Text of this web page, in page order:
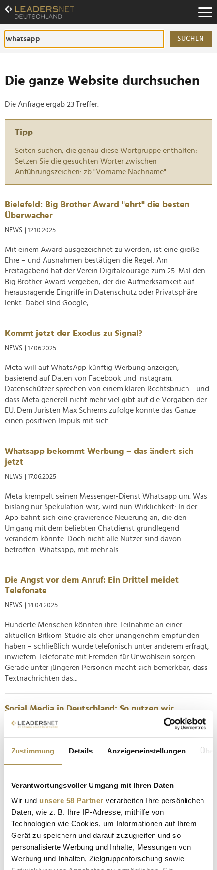
Zustimmung Details Anzeigeneinstellungen
Verantwortungsvoller Umgang mit Ihren Daten
Wir und unsere 58 Partner verarbeiten Ihre persönlichen
Daten, wie z. B. Ihre IP-Adresse, mithilfe von
Technologien wie Cookies, um Informationen auf Ihrem
Gerät zu speichern und darauf zuzugreifen und so
personalisierte Werbung und Inhalte, Messungen von
Werbung und Inhalten, Zielgruppenforschung sowie
Zum
Inhalt
Zur
Fußzeilen-
Navigation
SUCHEN
Die ganze Website durchsuchen
Die Anfrage ergab 23 Treffer.
Tipp
Seiten suchen, die genau diese Wortgruppe enthalten:
Setzen Sie die gesuchten Wörter zwischen
Anführungszeichen: zb "Vorname Nachname".
Bielefeld: Big Brother Award "ehrt" die besten
Überwacher
NEWS | 12.10.2025
Mit einem Award ausgezeichnet zu werden, ist eine große
Ehre – und Ausnahmen bestätigen die Regel: Am
Freitagabend hat der Verein Digitalcourage zum 25. Mal den
Big Brother Award vergeben, der die Aufmerksamkeit auf
herausragende Eingriffe in Datenschutz oder Privatsphäre
lenkt. Dabei sind Google,...
Kommt jetzt der Exodus zu Signal?
NEWS | 17.06.2025
Meta will auf WhatsApp künftig Werbung anzeigen,
basierend auf Daten von Facebook und Instagram.
Datenschützer sprechen von einem klaren Rechtsbruch - und
dass Meta generell nicht mehr viel gibt auf die Vorgaben der
EU. Dem Juristen Max Schrems zufolge könnte das Ganze
einen positiven Impuls mit sich...
Whatsapp bekommt Werbung – das ändert sich
jetzt
NEWS | 17.06.2025
Meta krempelt seinen Messenger-Dienst Whatsapp um. Was
bislang nur Spekulation war, wird nun Wirklichkeit: In der
App bahnt sich eine gravierende Neuerung an, die den
Umgang mit dem beliebten Chatdienst grundlegend
verändern könnte. Doch nicht alle Nutzer sind davon
betroffen. Whatsapp, mit mehr als...
Die Angst vor dem Anruf: Ein Drittel meidet
Telefonate
NEWS | 14.04.2025
Hunderte Menschen könnten ihre Teilnahme an einer
aktuellen Bitkom-Studie als eher unangenehm empfunden
haben – schließlich wurde telefonisch unter anderem erfragt,
inwiefern Telefonate mit Fremden für Unwohlsein sorgen.
Gerade unter jüngeren Personen macht sich bemerkbar, dass
Textnachrichten das...
Social Media in Deutschland: So nutzen wir
WhatsApp, Instagram, TikTok und co.
Die Kreativagentur We Are Social und die Datenanalysten von
Meltwater stellen den Digital Report 2025 vor, der sich auf
Media und E-Commerce oder anderen digitalen Trends
befasst. Mit Blick auf die deutschen Vorlieben in Sachen
Forbes-Reichenliste: Mark Zuckerberg klettert aufs
Podium
NEWS | 01.08.2024